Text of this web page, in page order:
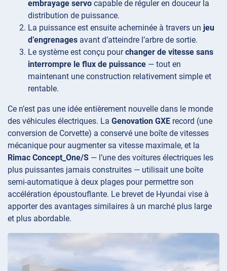
embrayage servo capable de réguler en douceur la
distribution de puissance.
La puissance est ensuite acheminée à travers un jeu
d’engrenages avant d’atteindre l’arbre de sortie.
Le système est conçu pourchanger de vitesse sans
interrompre le flux de puissance — tout en
maintenant une construction relativement simple et
rentable.
Ce n’est pas une idée entièrement nouvelle dans le monde
des véhicules électriques. La Genovation GXE record (une
conversion de Corvette) a conservé une boîte de vitesses
mécanique pour augmenter sa vitesse maximale, et la
Rimac Concept_One/S — l’une des voitures électriques les
plus puissantes jamais construites — utilisait une boîte
semi-automatique à deux plages pour permettre son
accélération époustouflante. Le brevet de Hyundai vise à
apporter des avantages similaires à un marché plus large
et plus abordable.